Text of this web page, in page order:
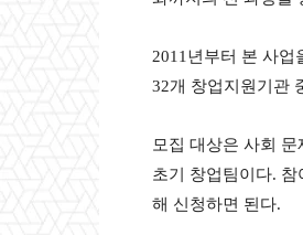
2011년부터 본 사업
32개 창업지원기관
모집 대상은 사회
초기 창업팀이다.
해 신청하면 된다.